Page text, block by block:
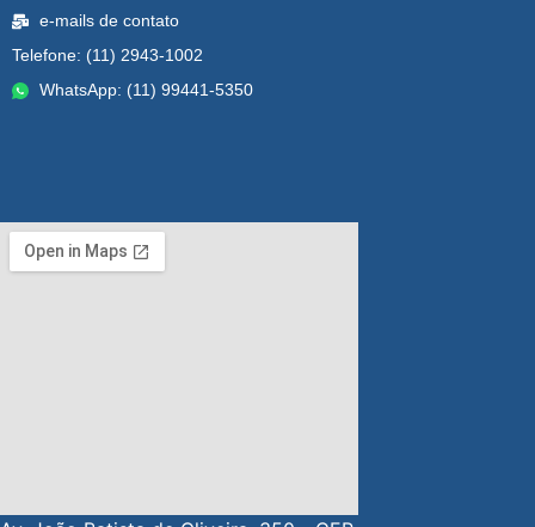
e-mails de contato
Telefone: (11) 2943-1002
WhatsApp: (11) 99441-5350